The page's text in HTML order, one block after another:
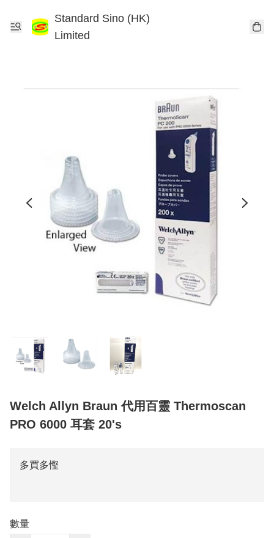
Standard Sino (HK)
Limited
Welch Allyn Braun 代用百靈 Thermoscan
PRO 6000 耳套 20's
多買多慳
數量